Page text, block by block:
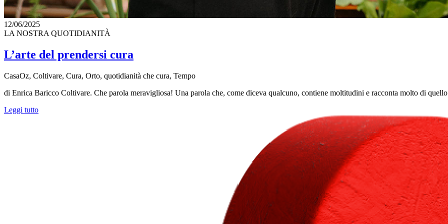
12/06/2025
LA NOSTRA QUOTIDIANITÀ
L’arte del prendersi cura
CasaOz, Coltivare, Cura, Orto, quotidianità che cura, Tempo
di Enrica Baricco Coltivare. Che parola meravigliosa! Una parola che, come diceva qualcuno, contiene moltitudini e racconta molto di
Leggi tutto